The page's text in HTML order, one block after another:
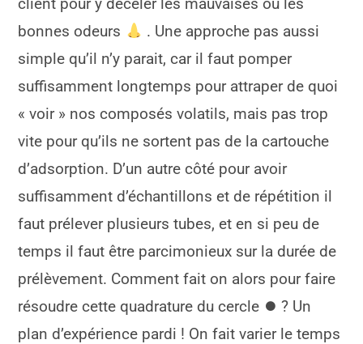
bonnes odeurs
. Une approche pas aussi
simple qu’il n’y parait, car il faut pomper
suffisamment longtemps pour attraper de quoi
« voir » nos composés volatils, mais pas trop
vite pour qu’ils ne sortent pas de la cartouche
d’adsorption. D’un autre côté pour avoir
suffisamment d’échantillons et de répétition il
faut prélever plusieurs tubes, et en si peu de
temps il faut être parcimonieux sur la durée de
prélèvement. Comment fait on alors pour faire
résoudre cette quadrature du cercle ⏺ ? Un
plan d’expérience pardi ! On fait varier le temps